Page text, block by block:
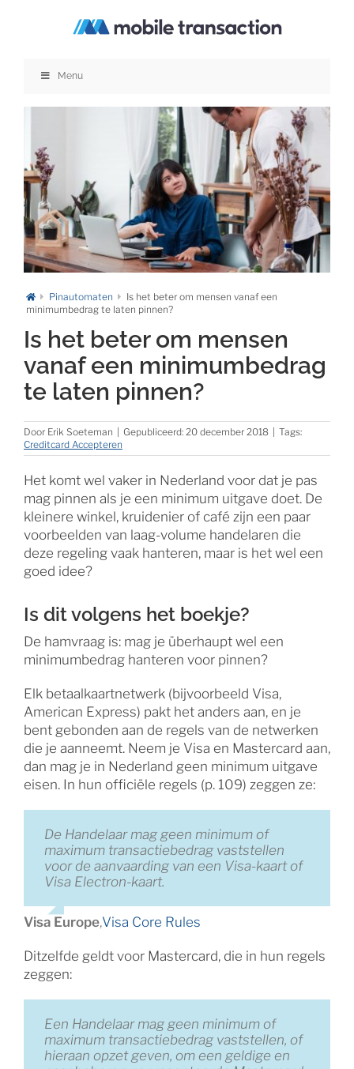
Menu
Pinautomaten
Is het beter om mensen vanaf een
minimumbedrag te laten pinnen?
Is het beter om mensen
vanaf een minimumbedrag
te laten pinnen?
Door Erik Soeteman Gepubliceerd: 20 december 2018
Tags:
Creditcard Accepteren
Het komt wel vaker in Nederland voor dat je pas
mag pinnen als je een minimum uitgave doet. De
kleinere winkel, kruidenier of café zijn een paar
voorbeelden van laag-volume handelaren die
deze regeling vaak hanteren, maar is het wel een
goed idee?
Is dit volgens het boekje?
De hamvraag is: mag je überhaupt wel een
minimumbedrag hanteren voor pinnen?
Elk betaalkaartnetwerk (bijvoorbeeld Visa,
American Express) pakt het anders aan, en je
bent gebonden aan de regels van de netwerken
die je aanneemt. Neem je Visa en Mastercard aan,
dan mag je in Nederland geen minimum uitgave
eisen. In hun officiële regels (p. 109) zeggen ze:
De Handelaar mag geen minimum of
maximum transactiebedrag vaststellen
voor de aanvaarding van een Visa-kaart of
Visa Electron-kaart.
Visa Europe,Visa Core Rules
Ditzelfde geldt voor Mastercard, die in hun regels
zeggen:
Een Handelaar mag geen minimum of
maximum transactiebedrag vaststellen, of
hieraan opzet geven, om een geldige en